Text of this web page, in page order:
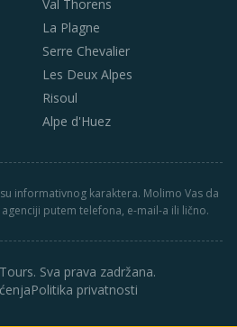
Val Thorens
La Plagne
Serre Chevalier
Les Deux Alpes
Risoul
Alpe d'Huez
informativnog karaktera. Molimo Vas da
putem telefona, e-mail-a ili lično.
Sva prava zadržana.
Politika privatnosti